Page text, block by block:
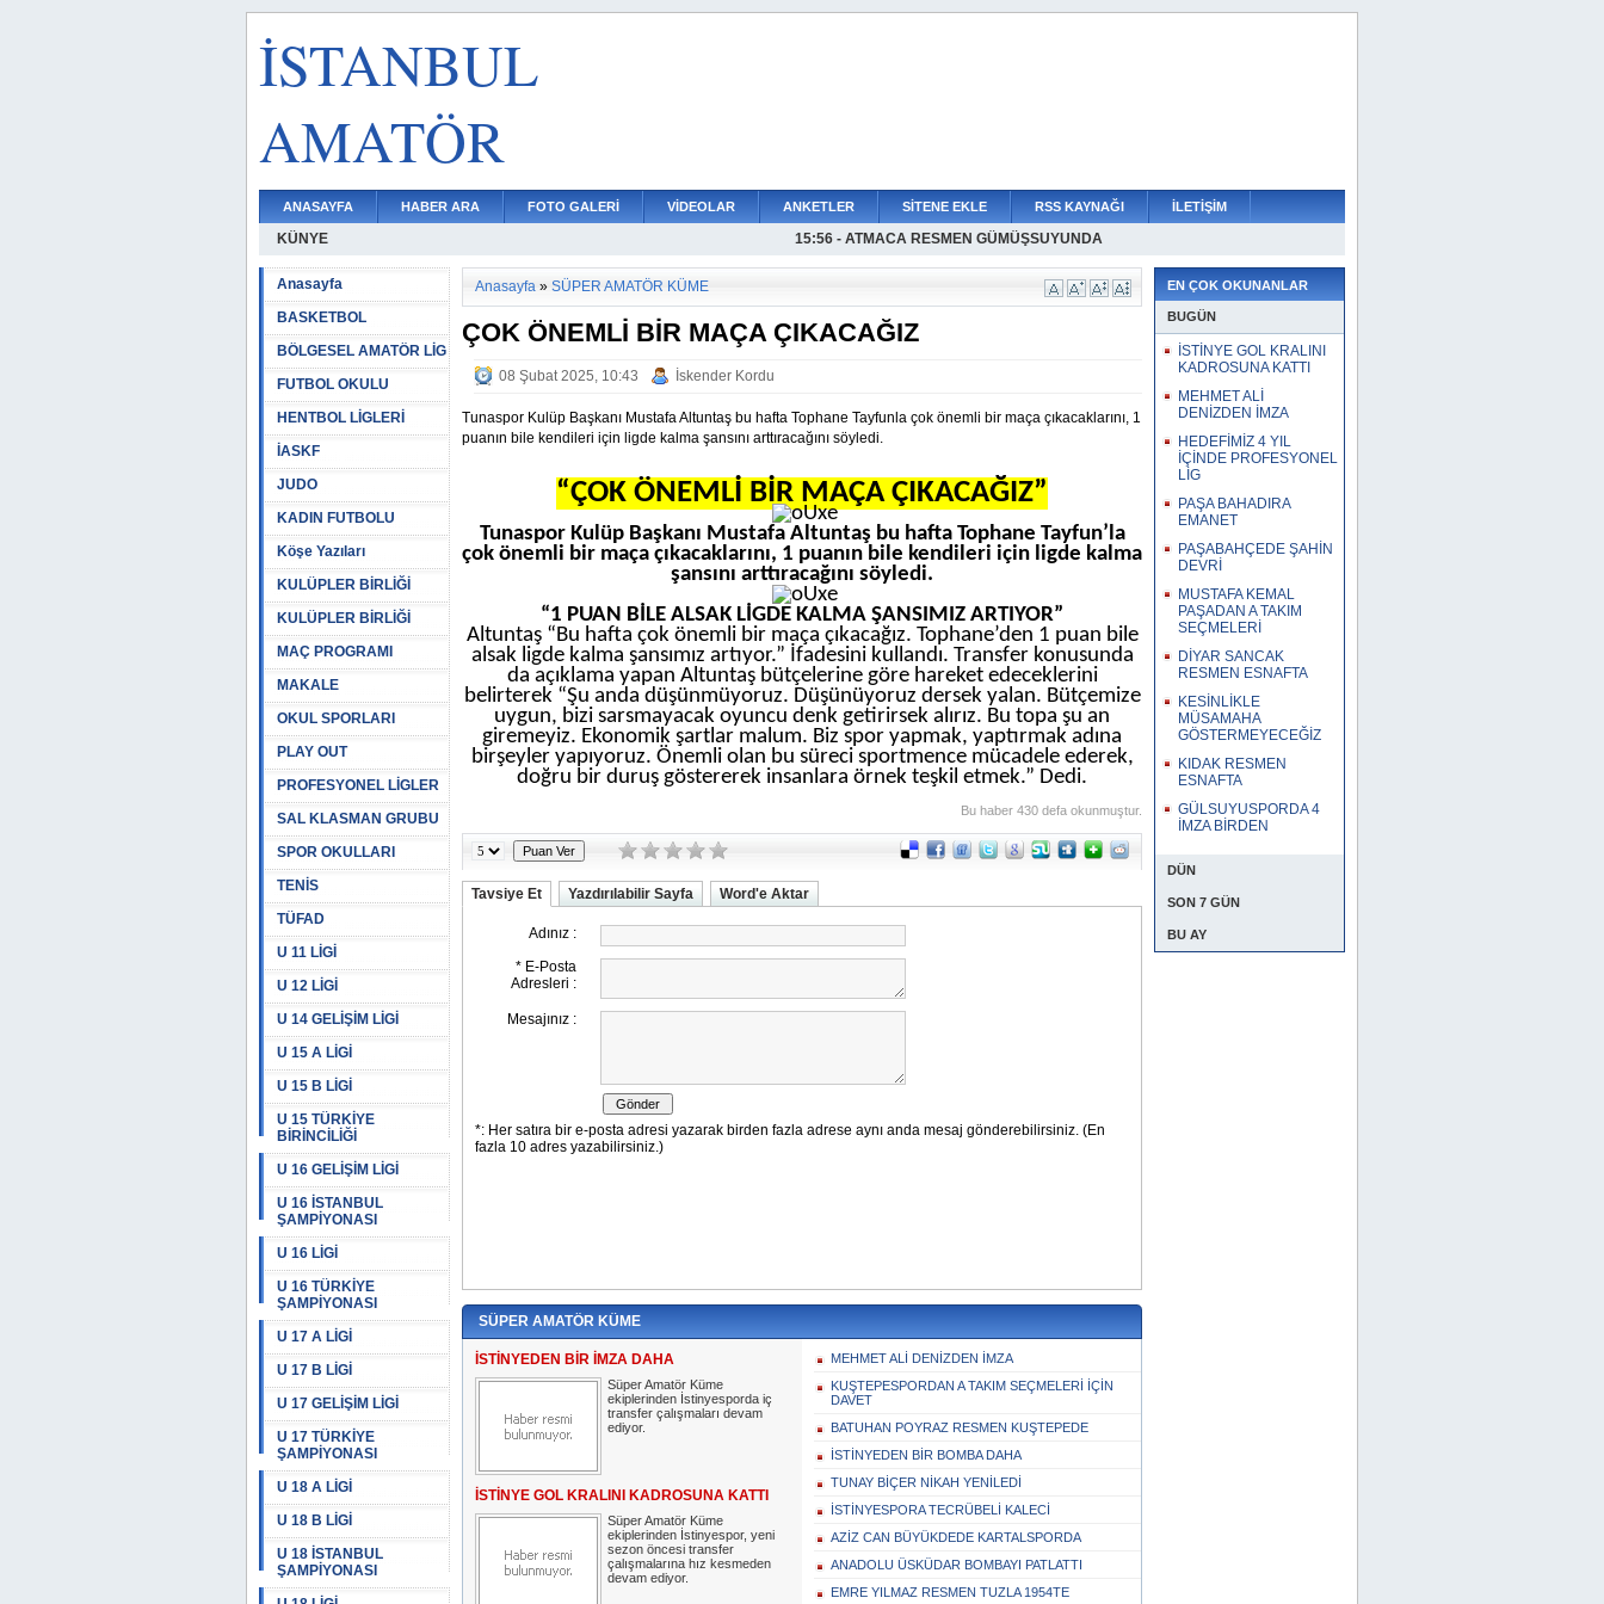
İSTANBUL
AMATÖR
ANASAYFA HABER ARA FOTO GALERİ VİDEOLAR ANKETLER SİTENE EKLE RSS KAYNAĞI İLETİŞİM
KÜNYE
16:03 - İSTİNYEDEN BİR İMZA DAHA
15:56 - ATMACA RESMEN GÜMÜŞSUYUNDA
15:44 - KIDAK RESMEN ESNAFTA
15:35 - DİYAR SANCAK RESMEN ESNAFTA
15:28 - GÜLSUYUSPORDA 4 İMZA BİRDEN
15:15 - KESİNLİKLE MÜSAMAHA GÖSTERMEYECEĞİZ
14:39 - HEDEFİMİZ 4 YIL İÇİNDE PROFESYONEL LİG
14:24 - PAŞA BAHADIRA EMANET
14:12 - İSTİNYE GOL KRALINI KADROSUNA KATTI
14:01 - MUSTAFA KEMAL PAŞADAN A TAKIM SEÇMELERİ
13:50 - MEHMET ALİ DENİZDEN İMZA
Anasayfa
BASKETBOL
BÖLGESEL AMATÖR LİG
FUTBOL OKULU
HENTBOL LİGLERİ
İASKF
JUDO
KADIN FUTBOLU
Köşe Yazıları
KULÜPLER BİRLİĞİ
KULÜPLER BİRLİĞİ
MAÇ PROGRAMI
MAKALE
OKUL SPORLARI
PLAY OUT
PROFESYONEL LİGLER
SAL KLASMAN GRUBU
SPOR OKULLARI
TENİS
TÜFAD
U 11 LİGİ
U 12 LİGİ
U 14 GELİŞİM LİGİ
U 15 A LİGİ
U 15 B LİGİ
U 15 TÜRKİYE
BİRİNCİLİĞİ
U 16 GELİŞİM LİGİ
U 16 İSTANBUL
ŞAMPİYONASI
U 16 LİGİ
U 16 TÜRKİYE
ŞAMPİYONASI
U 17 A LİGİ
U 17 B LİGİ
U 17 GELİŞİM LİGİ
U 17 TÜRKİYE
ŞAMPİYONASI
U 18 A LİGİ
U 18 B LİGİ
U 18 İSTANBUL
ŞAMPİYONASI
Anasayfa » SÜPER AMATÖR KÜME
ÇOK ÖNEMLİ BİR MAÇA ÇIKACAĞIZ
08 Şubat 2025, 10:43 İskender Kordu
Tunaspor Kulüp Başkanı Mustafa Altuntaş bu hafta Tophane Tayfunla çok önemli bir maça çıkacaklarını, 1
puanın bile kendileri için ligde kalma şansını arttıracağını söyledi.
“ÇOK ÖNEMLİ BİR MAÇA ÇIKACAĞIZ”
Tunaspor Kulüp Başkanı Mustafa Altuntaş bu hafta Tophane Tayfun’la
çok önemli bir maça çıkacaklarını, 1 puanın bile kendileri için ligde kalma
şansını arttıracağını söyledi.
“1 PUAN BİLE ALSAK LİGDE KALMA ŞANSIMIZ ARTIYOR”
Altuntaş “Bu hafta çok önemli bir maça çıkacağız. Tophane’den 1 puan bile
alsak ligde kalma şansımız artıyor.” İfadesini kullandı. Transfer konusunda
da açıklama yapan Altuntaş bütçelerine göre hareket edeceklerini
belirterek “Şu anda düşünmüyoruz. Düşünüyoruz dersek yalan. Bütçemize
uygun, bizi sarsmayacak oyuncu denk getirirsek alırız. Bu topa şu an
giremeyiz. Ekonomik şartlar malum. Biz spor yapmak, yaptırmak adına
birşeyler yapıyoruz. Önemli olan bu süreci sportmence mücadele ederek,
doğru bir duruş göstererek insanlara örnek teşkil etmek.” Dedi.
Bu haber 430 defa okunmuştur.
Tavsiye Et Yazdırılabilir Sayfa Word'e Aktar
SÜPER AMATÖR KÜME
İSTİNYEDEN BİR İMZA DAHA
Süper Amatör Küme
ekiplerinden İstinyesporda iç
transfer çalışmaları devam
ediyor.
İSTİNYE GOL KRALINI KADROSUNA KATTI
Süper Amatör Küme
ekiplerinden İstinyespor, yeni
sezon öncesi transfer
çalışmalarına hız kesmeden
devam ediyor.
MEHMET ALİ DENİZDEN İMZA
KUŞTEPESPORDAN A TAKIM SEÇMELERİ İÇİN
DAVET
BATUHAN POYRAZ RESMEN KUŞTEPEDE
İSTİNYEDEN BİR BOMBA DAHA
TUNAY BİÇER NİKAH YENİLEDİ
İSTİNYESPORA TECRÜBELİ KALECİ
AZİZ CAN BÜYÜKDEDE KARTALSPORDA
ANADOLU ÜSKÜDAR BOMBAYI PATLATTI
EMRE YILMAZ RESMEN TUZLA 1954TE
EN ÇOK OKUNANLAR
BUGÜN
İSTİNYE GOL KRALINI
KADROSUNA KATTI
MEHMET ALİ
DENİZDEN İMZA
HEDEFİMİZ 4 YIL
İÇİNDE PROFESYONEL
LİG
PAŞA BAHADIRA
EMANET
PAŞABAHÇEDE ŞAHİN
DEVRİ
MUSTAFA KEMAL
PAŞADAN A TAKIM
SEÇMELERİ
DİYAR SANCAK
RESMEN ESNAFTA
KESİNLİKLE
MÜSAMAHA
GÖSTERMEYECEĞİZ
KIDAK RESMEN
ESNAFTA
GÜLSUYUSPORDA 4
İMZA BİRDEN
DÜN
SON 7 GÜN
BU AY